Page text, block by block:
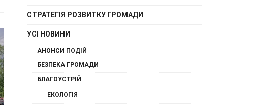
СТРАТЕГІЯ РОЗВИТКУ ГРОМАДИ
УСІ НОВИНИ
АНОНСИ ПОДІЙ
БЕЗПЕКА ГРОМАДИ
БЛАГОУСТРІЙ
ЕКОЛОГІЯ